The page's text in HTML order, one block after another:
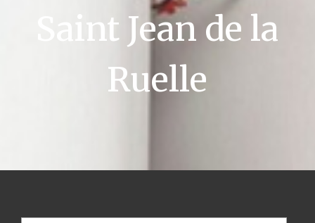
Saint Jean de la
Ruelle